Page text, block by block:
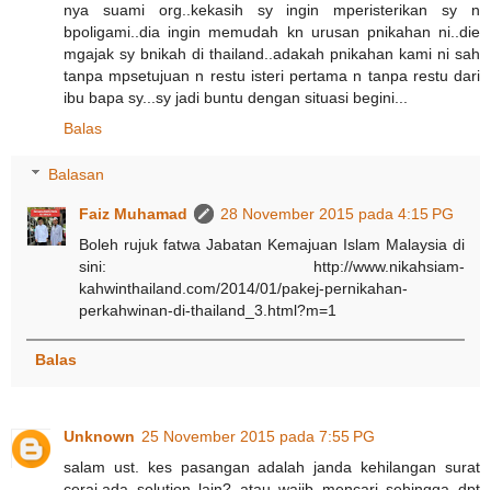
nya suami org..kekasih sy ingin mperisterikan sy n
bpoligami..dia ingin memudah kn urusan pnikahan ni..die
mgajak sy bnikah di thailand..adakah pnikahan kami ni sah
tanpa mpsetujuan n restu isteri pertama n tanpa restu dari
ibu bapa sy...sy jadi buntu dengan situasi begini...
Balas
Balasan
Faiz Muhamad
28 November 2015 pada 4:15 PG
Boleh rujuk fatwa Jabatan Kemajuan Islam Malaysia di
sini: http://www.nikahsiam-
kahwinthailand.com/2014/01/pakej-pernikahan-
perkahwinan-di-thailand_3.html?m=1
Balas
Unknown 25 November 2015 pada 7:55 PG
salam ust. kes pasangan adalah janda kehilangan surat